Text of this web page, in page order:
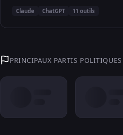
Claude ChatGPT 11 outils
PRINCIPAUX PARTIS POLITIQUES